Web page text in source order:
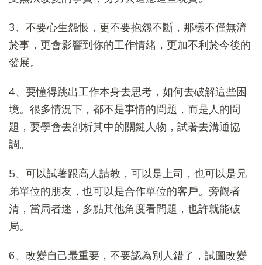
3、不要心生怨恨，更不要抱怨不斷，那樣不僅無濟
於事，更會影響到你的工作情緒，更加不利於今後的
發展。
4、要懂得跳出工作本身去思考，如何去破解這些困
境。很多情況下，都不是事情的問題，而是人的問
題，要學會去剖析其中的關鍵人物，試著去溝通協
調。
5、可以試著跟高人請教，可以是上司，也可以是兄
弟單位的朋友，也可以是合作單位的客戶。旁觀者
清，當局者迷，多點其他角度看問題，也許就能破
局。
6、改變自己最重要，不要認為別人錯了，試圖改變